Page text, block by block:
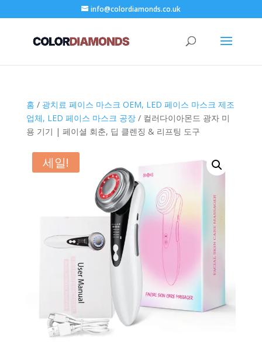
info@colordiamonds.co.uk
홈 / 광치료 페이스 마스크 OEM, LED 페이스 마스크 제조
업체, LED 페이스 마스크 공장/ 컬러다이아몬드 광자 미
용 기기 | 페이셜 회춘, 딥 클렌징 & 리프팅 도구
세일!